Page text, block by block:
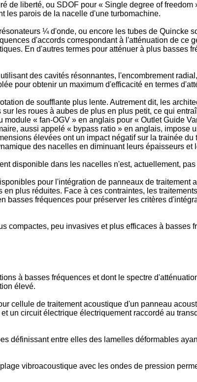
de liberté, ou SDOF pour « Single degree of freedom
les parois de la nacelle d'une turbomachine.
¼ d'onde, ou encore les tubes de Quincke
d'accords correspondant à l'atténuation de ce
En d'autres termes pour atténuer à plus basses
des cavités résonnantes, l'encombrement
pour obtenir un maximum d'efficacité en termes
de soufflante plus lente. Autrement dit, les
les roues à aubes de plus en plus petit, ce qui
« fan-OGV » en anglais pour « Outlet Guide
aussi appelé « bypass ratio » en anglais, impose
élevées ont un impact négatif sur la trainée du
des nacelles en diminuant leurs épaisseurs et
disponible dans les nacelles n'est, actuellement, pas
pour l'intégration de panneaux de traitement
plus réduites. Face à ces contraintes, les
basses fréquences pour préserver les critères
compactes, peu invasives et plus efficaces à basses
à basses fréquences et dont le spectre
élevé.
cellule de traitement acoustique d'un panneau
un circuit électrique électriquement raccordé au
définissant entre elles des lamelles déformables
vibroacoustique avec les ondes de pression